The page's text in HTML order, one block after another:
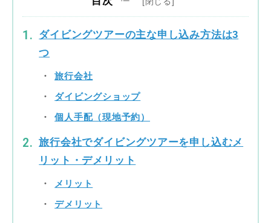
ダイビングツアーの主な申し込み方法は3
つ
旅行会社
ダイビングショップ
個人手配（現地予約）
旅行会社でダイビングツアーを申し込むメ
リット・デメリット
メリット
デメリット